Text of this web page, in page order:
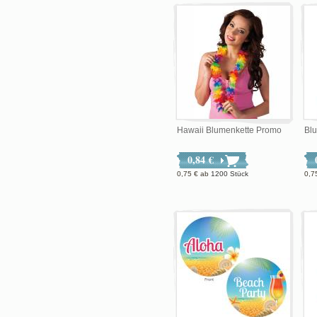
Hawaii Blumenkette Promo
0,84 €
0,75 € ab 1200 Stück